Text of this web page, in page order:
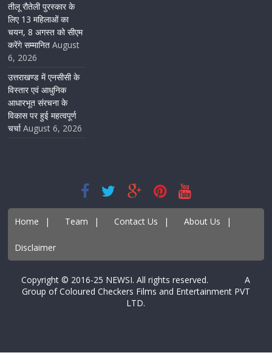
तीलू रौतेली पुरस्कार के
लिए 13 महिलाओं का
चयन, 8 अगस्त को सीएम
करेंगे सम्मानित August
6, 2026
उत्तराखण्ड में एनसीसी के
विस्तार एवं आधुनिक
आधारभूत संरचना के
विकास पर हुई महत्वपूर्ण
चर्चा August 6, 2026
Home | Team | Contact Us | About Us |
Disclaimer
Copyright © 2016-25 NEWSI. All rights reserved. A
Group of Coloured Checkers Films and Entertainment PVT
LTD.